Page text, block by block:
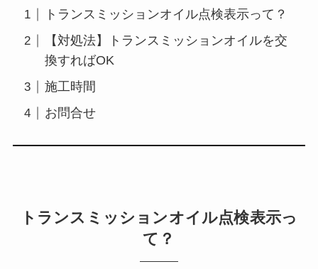
トランスミッションオイル点検表示って？
【対処法】トランスミッションオイルを交
換すればOK
施工時間
お問合せ
トランスミッションオイル点検表示っ
て？